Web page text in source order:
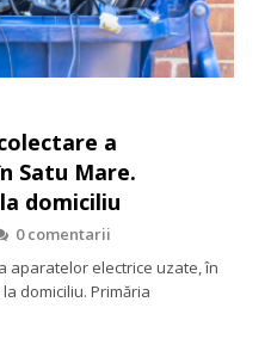
a
Satu Mare.
domiciliu
0 comentarii
aparatelor electrice uzate, în
domiciliu. Primăria